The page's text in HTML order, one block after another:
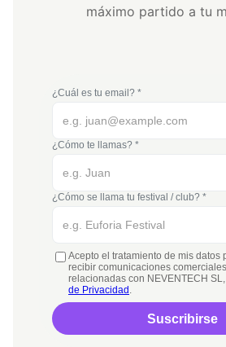
máximo partido a tu